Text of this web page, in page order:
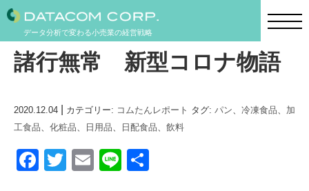
データ分析で変わる小売業の経営戦略
諸行無常 新型コロナ物語
2020.12.04 カテゴリー: コムたんレポート タグ: パン、 冷凍食品、 加
工食品、 化粧品、 日用品、 日配食品、 飲料
F
T
E
Li